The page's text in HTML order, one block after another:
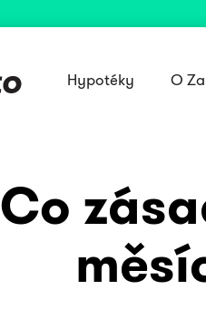
Hypotéky O
Co